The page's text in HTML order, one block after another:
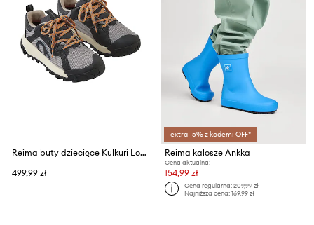
Reima buty dziecięce Kulkuri Low
499,99 zł
extra -5% z kodem: OFF*
Reima kalosze Ankka
Cena aktualna:
154,99 zł
Cena regularna:209,99 zł
Najniższa cena:169,99 zł